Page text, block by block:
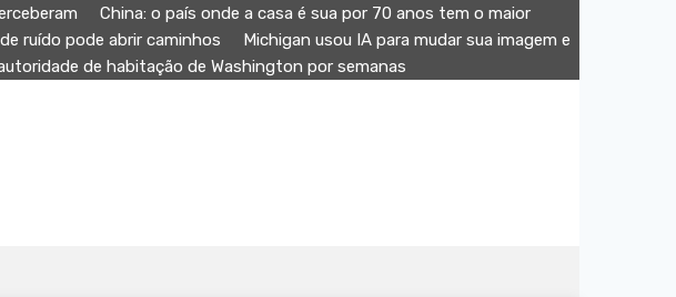
China: o país onde a casa é sua por 70 anos tem o maior
ruído pode abrir caminhos
Michigan usou IA para mudar sua imagem e
de habitação de Washington por semanas